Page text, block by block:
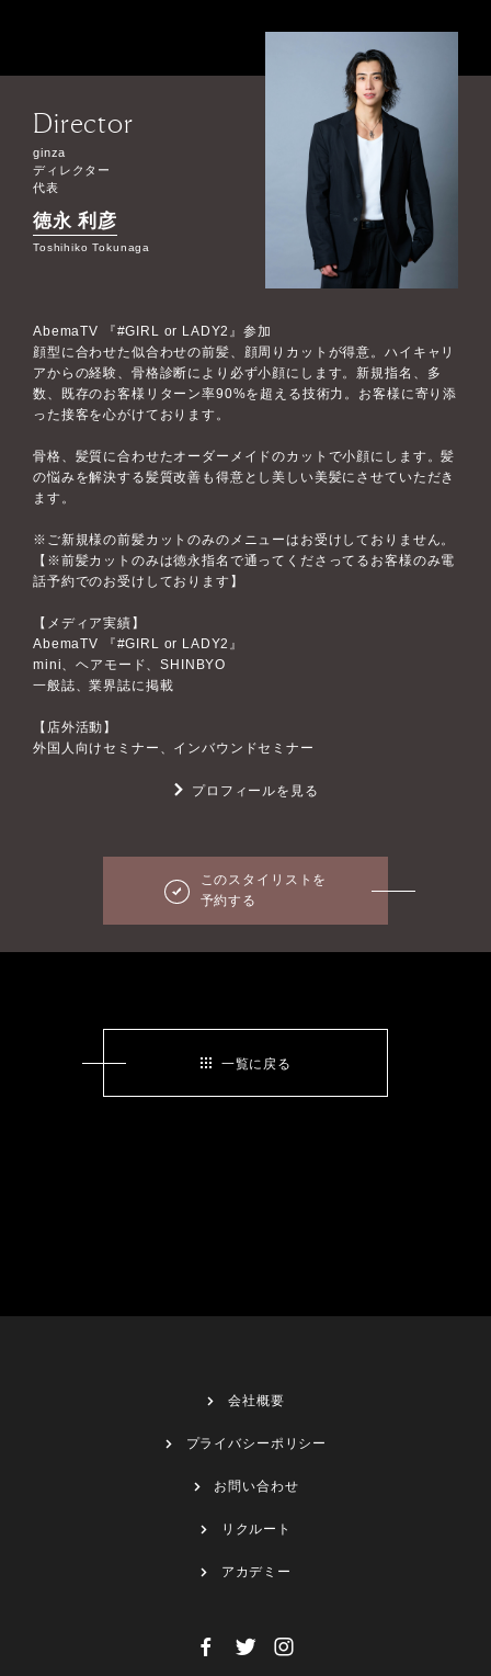
Director
ginza
ディレクター
代表
徳永 利彦
Toshihiko Tokunaga
AbemaTV 『#GIRL or LADY2』参加
顔型に合わせた似合わせの前髪、顔周りカットが得意。ハイキャリ
アからの経験、骨格診断により必ず小顔にします。新規指名、多
数、既存のお客様リターン率90%を超える技術力。お客様に寄り添
った接客を心がけております。
骨格、髪質に合わせたオーダーメイドのカットで小顔にします。髪
の悩みを解決する髪質改善も得意とし美しい美髪にさせていただき
ます。
※ご新規様の前髪カットのみのメニューはお受けしておりません。
【※前髪カットのみは徳永指名で通ってくださってるお客様のみ電
話予約でのお受けしております】
【メディア実績】
AbemaTV 『#GIRL or LADY2』
mini、ヘアモード、SHINBYO
一般誌、業界誌に掲載
【店外活動】
外国人向けセミナー、インバウンドセミナー
プロフィールを見る
このスタイリストを
予約する
一覧に戻る
会社概要
プライバシーポリシー
お問い合わせ
リクルート
アカデミー